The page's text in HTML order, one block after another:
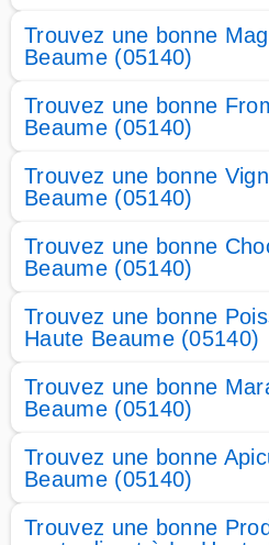
Trouvez une bonne
Beaume (05140)
Trouvez une bonne
Beaume (05140)
Trouvez une bonne
Beaume (05140)
Trouvez une bonne
Beaume (05140)
Trouvez une bonne
Haute Beaume (05140)
Trouvez une bonne
Beaume (05140)
Trouvez une bonne
Beaume (05140)
Trouvez une bonne